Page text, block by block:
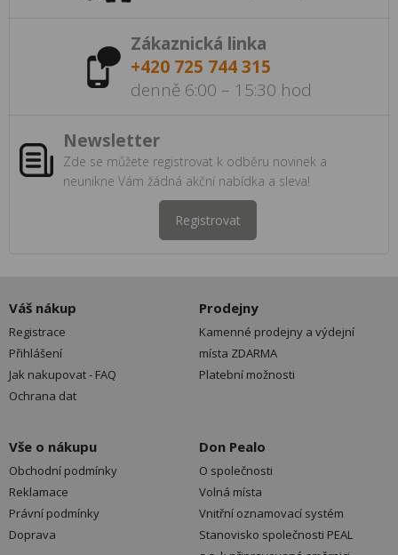
Zákaznická linka
+420 725 744 315
denně 6:00 – 15:30 hod
Newsletter
Zde se můžete registrovat k odběru novinek a
neunikne Vám žádná akční nabídka a sleva!
Registrovat
Váš nákup
Registrace
Přihlášení
Jak nakupovat - FAQ
Ochrana dat
Prodejny
Kamenné prodejny a výdejní
místa ZDARMA
Platební možnosti
Vše o nákupu
Obchodní podmínky
Reklamace
Právní podmínky
Doprava
Don Pealo
O společnosti
Volná místa
Vnitřní oznamovací systém
Stanovisko společnosti PEAL